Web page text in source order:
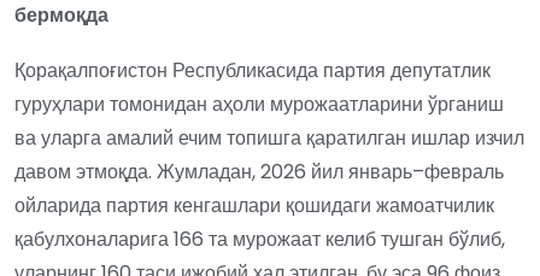
бермоқда
Қорақалпоғистон Республикасида партия депутатлик
гуруҳлари томонидан аҳоли мурожаатларини ўрганиш
ва уларга амалий ечим топишга қаратилган ишлар изчил
давом этмоқда. Жумладан, 2026 йил январь–февраль
ойларида партия кенгашлари қошидаги жамоатчилик
қабулхоналарига 166 та мурожаат келиб тушган бўлиб,